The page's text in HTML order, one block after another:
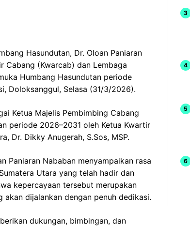
Hasundutan, Dr. Oloan Paniaran
Cabang (Kwarcab) dan Lembaga
Humbang Hasundutan periode
Doloksanggul, Selasa (31/3/2026).
Ketua Majelis Pembimbing Cabang
periode 2026–2031 oleh Ketua Kwartir
Dr. Dikky Anugerah, S.Sos, MSP.
Paniaran Nababan menyampaikan rasa
Utara yang telah hadir dan
kepercayaan tersebut merupakan
dijalankan dengan penuh dedikasi.
dukungan, bimbingan, dan